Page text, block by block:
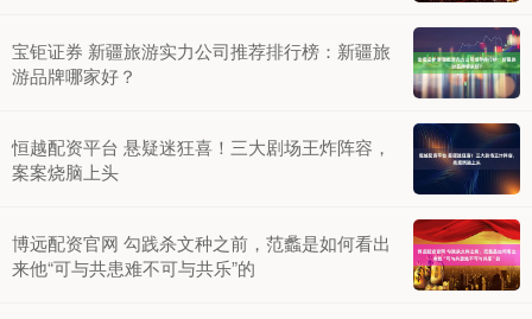
宝钜证券 新疆旅游实力公司推荐排行榜：新疆旅
游品牌哪家好？
恒越配资平台 悬疑迷狂喜！三大剧场王炸阵容，
案案烧脑上头
博远配资官网 勾践杀文种之前，范蠡是如何看出
来他“可与共患难不可与共乐”的